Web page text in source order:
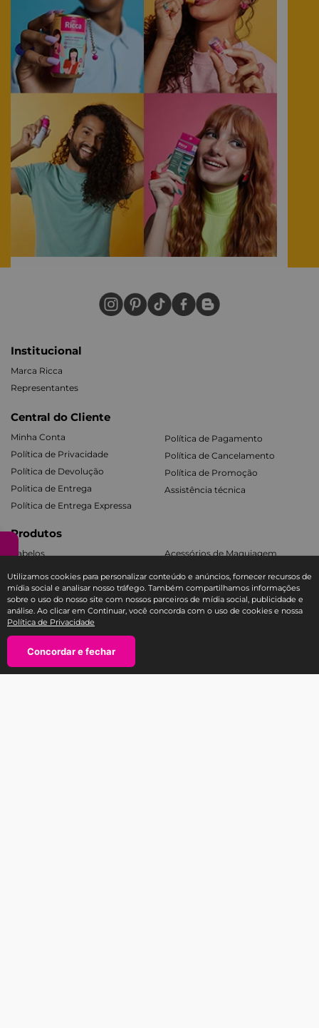
Utilizamos cookies para personalizar conteúdo e anúncios, fornecer recursos de
mídia social e analisar nosso tráfego. Também compartilhamos informações
sobre o uso do nosso site com nossos parceiros de mídia social, publicidade e
análise. Ao clicar em Continuar, você concorda com o uso de cookies e nossa
Política de Privacidade
Concordar e fechar
Institucional
Marca Ricca
Representantes
Central do Cliente
Minha Conta
Política de Privacidade
Política de Devolução
Politica de Entrega
Política de Entrega Expressa
Política de Pagamento
Política de Cancelamento
Política de Promoção
Assistência técnica
Produtos
Cabelos
Facial e Labial
Banho e Corpo
Acessórios de Maquiagem
Todos os Kits
SAC E-COMMERCE RICCA
TEL: 11 3588-1404